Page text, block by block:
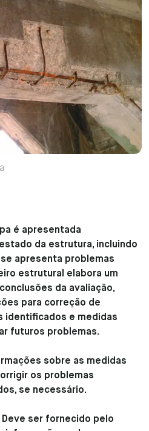
é apresentada
da estrutura, incluindo
apresenta problemas
estrutural elabora um
da avaliação,
para correção de
identificados e medidas
futuros problemas.
sobre as medidas
os problemas
se necessário.
ser fornecido pelo